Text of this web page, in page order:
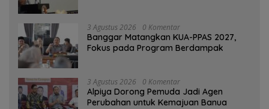
3 Agustus 2026 0 Komentar
‎Banggar Matangkan KUA-PPAS 2027,
Fokus pada Program Berdampak
3 Agustus 2026 0 Komentar
‎Alpiya Dorong Pemuda Jadi Agen
Perubahan untuk Kemajuan Banua ‎